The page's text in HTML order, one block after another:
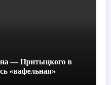
— Притыцкого в
«вафельная»